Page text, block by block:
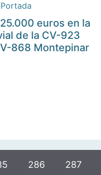
Portada
euros en la
de la CV-923
868 Montepinar
286 287